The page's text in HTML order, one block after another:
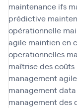
maintenance ifs
prédictive
opérationnelle
agile maintien en
operationnelles
maîtrise des coûts
management agile
management data
management des